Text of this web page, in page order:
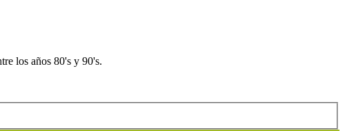
los años 80's y 90's.